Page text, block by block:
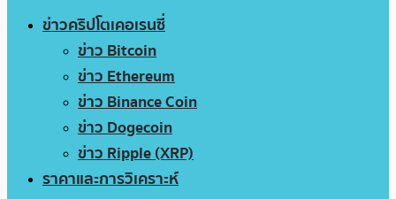
ข่าวคริปโตเคอเรนซี่
ข่าว Bitcoin
ข่าว Ethereum
ข่าว Binance Coin
ข่าว Dogecoin
ข่าว Ripple (XRP)
ราคาและการวิเคราะห์